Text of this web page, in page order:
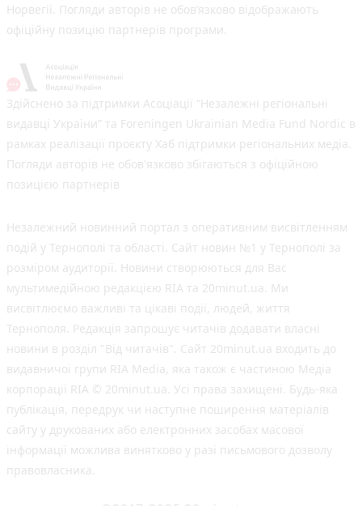
Норвегії. Погляди авторів не обов’язково відображають
офіційну позицію партнерів програми.
Здійснено за підтримки Асоціації “Незалежні регіональні
видавці України” та Foreningen Ukrainian Media Fund Nordic в
рамках реалізації проєкту Хаб підтримки регіональних медіа.
Погляди авторів не обов'язково збігаються з офіційною
позицією партнерів
Незалежний новинний портал з оперативним висвітленням
подій у Тернополі та області. Сайт новин №1 у Тернополі за
розміром аудиторії. Новини створюються для Вас
мультимедійною редакцією RIA та 20minut.ua. Ми
висвітлюємо важливі та цікаві події, людей, життя
Тернополя. Редакція запрошує читачів додавати власні
новини в розділ "Від читачів". Сайт 20minut.ua входить до
видавничої групи RIA Media, яка також є частиною Медіа
корпорації RIA © 20minut.ua. Усі права захищені. Будь-яка
публiкацiя, передрук чи наступне поширення матеріалів
сайту у друкованих або електронних засобах масової
інформації можлива винятково у разі письмового дозволу
правовласника.